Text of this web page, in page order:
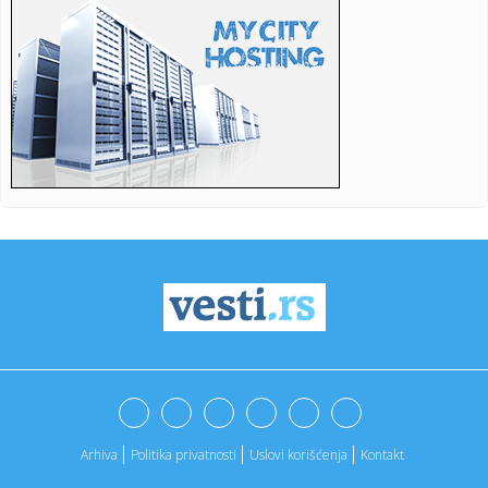
16:09:Novosadski studenti prikupljaju pomoć za one koji gase
požar u ...
16:05:Редовна конзумација ових ...
16:06:Uznemirujući prizor: Pronađene kosti na isušenom dnu
Save, aso...
Evropski odgovor na Starlink: Stiže IRIS² satelitski internet
Treba vam savršena atlet majica? Pronašli smo 5 modela
vrednih ...
16:00:Kaucija za limenke stiže u Srbiju? Novi model povraćaja
Arhiva Politika privatnosti Uslovi korišćenja Kontakt